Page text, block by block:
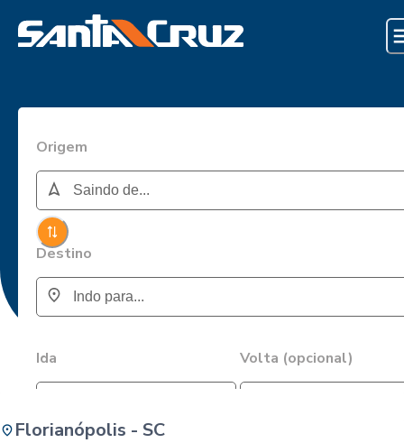
Origem
Destino
Ida Volta (opcional)
Florianópolis - SC